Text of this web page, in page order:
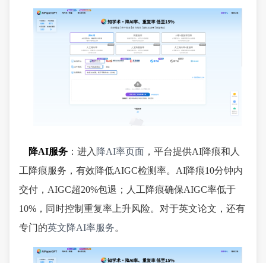
降AI服务 ：进入 降AI率页面 ，平台提供AI降痕和人
工降痕服务，有效降低AIGC检测率。AI降痕10分钟内
交付，AIGC超20%包退；人工降痕确保AIGC率低于
10%，同时控制重复率上升风险。对于英文论文，还有
专门的英文降AI率服务。